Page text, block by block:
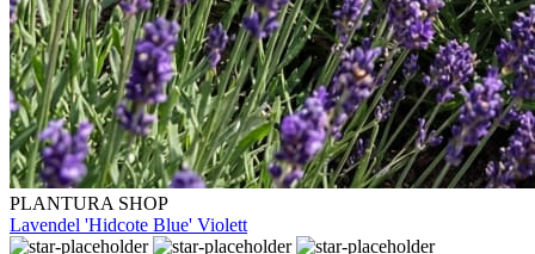
PLANTURA SHOP
Lavendel 'Hidcote Blue' Violett